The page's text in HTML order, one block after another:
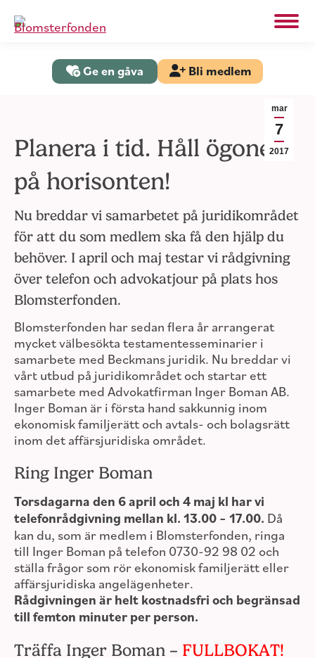
Ge en gåva Bli medlem
mar
7
2017
Planera i tid. Håll ögonen
på horisonten!
Nu breddar vi samarbetet på juridikområdet
för att du som medlem ska få den hjälp du
behöver. I april och maj testar vi rådgivning
över telefon och advokatjour på plats hos
Blomsterfonden.
Blomsterfonden har sedan flera år arrangerat
mycket välbesökta testamentesseminarier i
samarbete med Beckmans juridik. Nu breddar vi
vårt utbud på juridikområdet och startar ett
samarbete med Advokatfirman Inger Boman AB.
Inger Boman är i första hand sakkunnig inom
ekonomisk familjerätt och avtals- och bolagsrätt
inom det affärsjuridiska området.
Ring Inger Boman
Torsdagarna den 6 april och 4 maj kl har vi
telefonrådgivning mellan kl. 13.00 – 17.00. Då
kan du, som är medlem i Blomsterfonden, ringa
till Inger Boman på telefon 0730-92 98 02 och
ställa frågor som rör ekonomisk familjerätt eller
affärsjuridiska angelägenheter.
Rådgivningen är helt kostnadsfri och begränsad
till femton minuter per person.
Träffa Inger Boman – FULLBOKAT!